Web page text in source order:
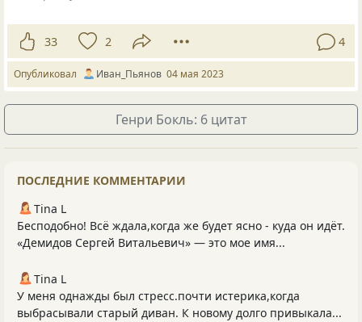
33 2 4
Опубликовал Иван_Пьянов 04 мая 2023
Генри Бокль: 6 цитат
ПОСЛЕДНИЕ КОММЕНТАРИИ
Tina L
Бесподобно! Всё ждала,когда же будет ясно - куда он идёт.
«Демидов Сергей Витальевич» — это мое имя...
Tina L
У меня однажды был стресс.почти истерика,когда
выбрасывали старый диван. К новому долго привыкала...